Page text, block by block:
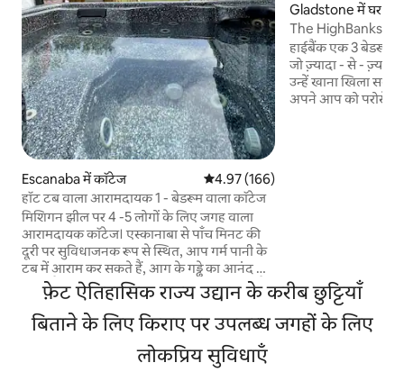
Escanaba में कॉटेज औसत रेटिंग 5 में से 4.97, 166 समीक्षाएँ
4.97 (166)
हॉट टब वाला आरामदायक 1 - बेडरूम वाला कॉटेज
मिशिगन झील पर 4 -5 लोगों के लिए जगह वाला
आरामदायक कॉटेज। एस्कानाबा से पाँच मिनट की
दूरी पर सुविधाजनक रूप से स्थित, आप गर्म पानी के
टब में आराम कर सकते हैं, आग के गड्ढे का आनंद ले
सकते हैं, यार्ड में बाड़ से झील के दृश्यों में डूब सकते हैं,
या कुर्सियों और आग के गड्ढे के पानी के किनारे के
साथ झील तक जा सकते हैं। कॉटेज एक रेस्तरां के
बगल में साझा पार्किंग के साथ स्थित है जिसके बगल
में हम भी रहते हैं; आसपास सबसे अच्छा लकड़ी का
आग जलाने वाला पिज़्ज़ा! किचन रात 9:00 बजे
Gladstone में घर
The HighBanks -
Lakeview!
हाईबैंक एक 3 बेडरूम
जो ज़्यादा - से -
उन्हें खाना खिला सकता है। पूरा नाश्ता
अपने आप को परोसें:
फ़ेट ऐतिहासिक राज्य उद्यान के करीब छुट्टियाँ
बिताने के लिए किराए पर उपलब्ध जगहों के लिए
लोकप्रिय सुविधाएँ